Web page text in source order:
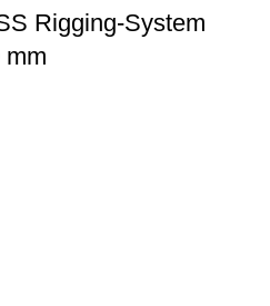
Rigging-System
mm